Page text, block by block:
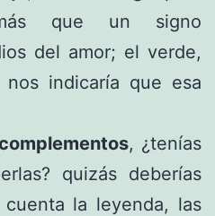
que un signo
del amor; el verde,
indicaría que esa
, ¿tenías
quizás deberías
la leyenda, las